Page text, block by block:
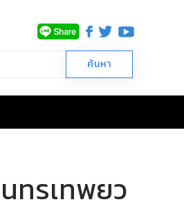
ทรเทพยว